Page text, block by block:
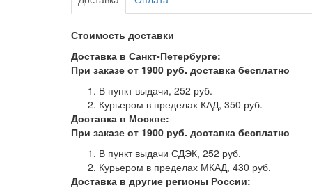
Стоимость доставки
Доставка в Санкт-Петербурге:
При заказе от 1900 руб. доставка бесплатно
В пункт выдачи, 252 руб. ­­
Курьером в пределах КАД, 350 руб.
Доставка в Москве:
При заказе от 1900 руб. доставка бесплатно
В пункт выдачи СДЭК, 252 руб.
Курьером в пределах МКАД, 430 руб.
Доставка в другие регионы России: